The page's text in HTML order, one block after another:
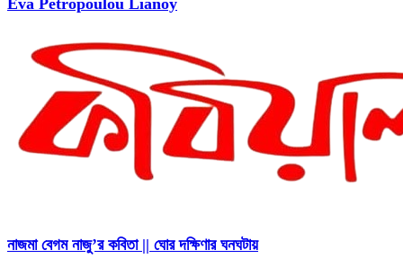
Eva Petropoulou Lianoy
নাজমা বেগম নাজু’র কবিতা || ঘোর দক্ষিণার ঘনঘটায়